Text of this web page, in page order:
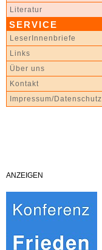
Literatur
SERVICE
LeserInnenbriefe
Links
Über uns
Kontakt
Impressum/Datenschutz
ANZEIGEN